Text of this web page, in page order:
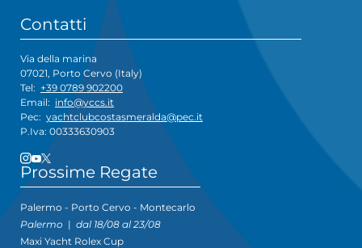
Contatti
Via della marina
07021, Porto Cervo (Italy)
Tel: +39 0789 902200
Email: info@yccs.it
Pec: yachtclubcostasmeralda@pec.it
P.Iva: 00333630903
Prossime Regate
Palermo - Porto Cervo - Montecarlo
Palermo | dal 18/08 al 23/08
Maxi Yacht Rolex Cup